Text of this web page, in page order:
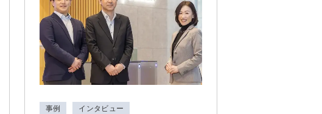
事例 インタビュー